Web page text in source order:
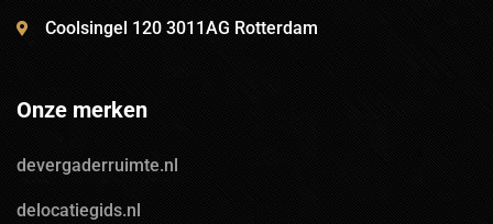
Coolsingel 120 3011AG Rotterdam
Onze merken
devergaderruimte.nl
delocatiegids.nl